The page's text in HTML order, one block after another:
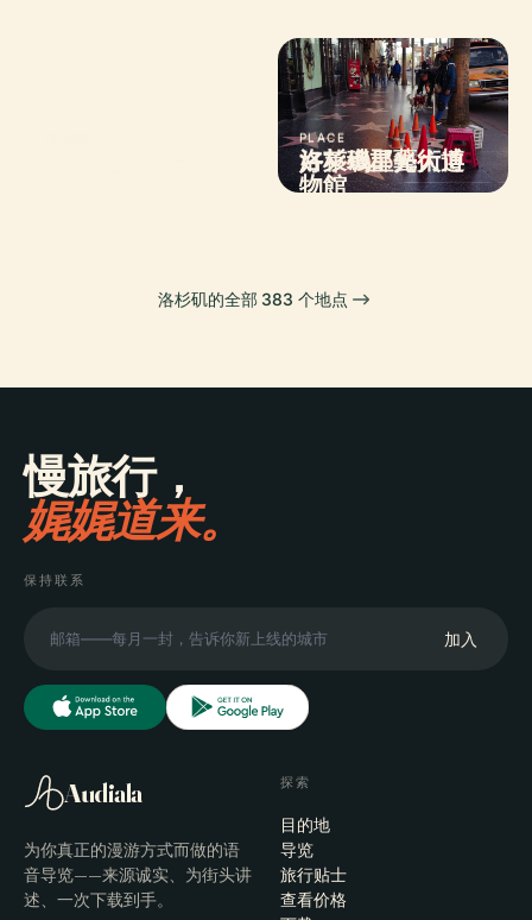
PLACE
好萊塢星光大道
PLACE
洛杉磯郡藝術博
物館
洛杉矶的全部 383 个地点
慢旅行，
娓娓道来。
保持联系
加入
Audiala
为你真正的漫游方式而做的语
音导览——来源诚实、为街头讲
述、一次下载到手。
探索
目的地
导览
旅行贴士
查看价格